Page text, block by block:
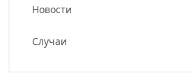
Новости
Случаи